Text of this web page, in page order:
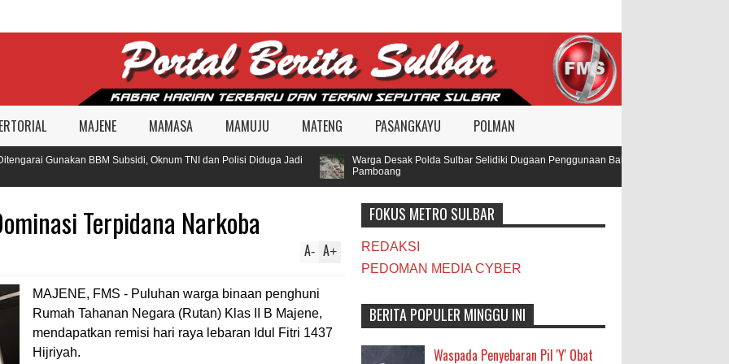
MAJENE MAMASA MAMUJU MATENG PASANGKAYU POLMAN
Gunakan BBM Subsidi, Oknum TNI dan Polisi Diduga Jadi
Warga Desak Polda Sulbar Selidiki Dugaan Penggunaan Bahan Peledak di Tambang
Pamboang
Terpidana Narkoba
A+
A-
MAJENE, FMS - Puluhan warga binaan penghuni
Rumah Tahanan Negara (Rutan) Klas II B Majene,
mendapatkan remisi hari raya lebaran Idul Fitri 1437
Hijriyah.
FOKUS METRO SULBAR
REDAKSI
PEDOMAN MEDIA CYBER
BERITA POPULER MINGGU INI
Waspada Penyebaran Pil 'Y' Obat